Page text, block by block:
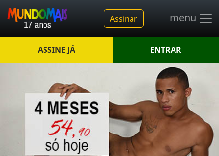
Assinar menu
ASSINE JÁ ENTRAR